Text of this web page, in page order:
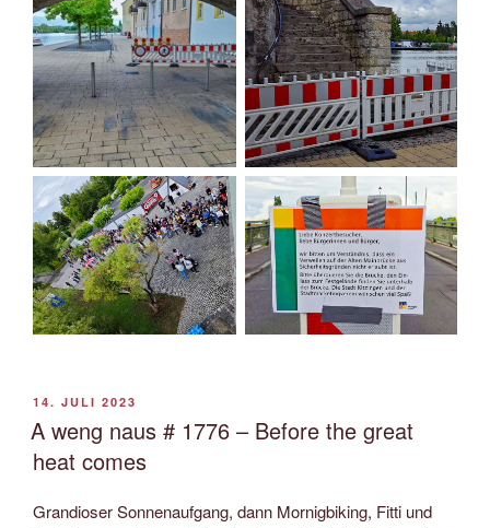
VERÖFFENTLICHT
AM
14. JULI 2023
A weng naus # 1776 – Before the great
heat comes
Grandioser Sonnenaufgang, dann Mornigbiking, Fitti und